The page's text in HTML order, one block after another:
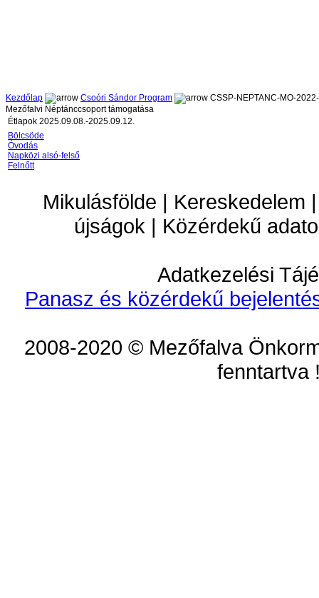
Kezdőlap Csoóri Sándor Program
CSSP-NEPTANC-MO-
Mezőfalvi Néptánccsoport támogatása
Étlapok 2025.09.08.-2025.09.12.
Bölcsöde
Óvodás
Napközi alsó-felső
Felnőtt
Mikulásfölde | Kereskedelem
újságok | Közérdekű
Adatkezelési
Panasz és közérdekű
2008-2020 © Mezőfalva
fenntartva